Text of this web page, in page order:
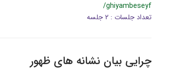
/ghiyambeseyf
تعداد جلسات : 2 جلسه
چرایی بیان نشانه های ظهور